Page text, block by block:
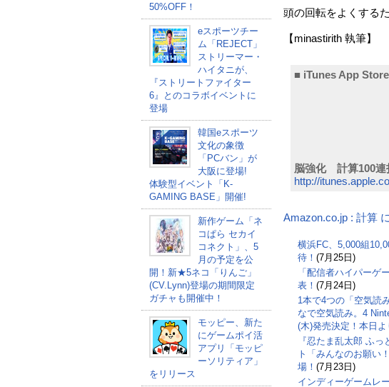
50%OFF！
eスポーツチー
ム「REJECT」
ストリーマー・
ハイタニが、
『ストリートファイター
6』とのコラボイベントに
登場
韓国eスポーツ
文化の象徴
「PCバン」が
大阪に登場!
体験型イベント「K-
GAMING BASE」開催!
新作ゲーム「ネ
コぱら セカイ
コネクト」、5
月の予定を公
開！新★5ネコ「りんご」
(CV.Lynn)登場の期間限定
ガチャも開催中！
モッピー、新た
にゲームポイ活
アプリ「モッピ
ーソリティア」
をリリース
頭の回転をよくする
【minastirith 執筆】
■ iTunes App Store
脳強化 計算100連
http://
Amazon.co.jp : 計算
横浜FC、5,000組
待！ (7月25日)
「配信者ハイパーゲ
表！ (7月24日)
1本で4つの「空気読
なで空気読み。4
(木)発売決定！本日
『忍たま乱太郎 ふ
ト「みんなのお願い
場！ (7月23日)
インディーゲームレ